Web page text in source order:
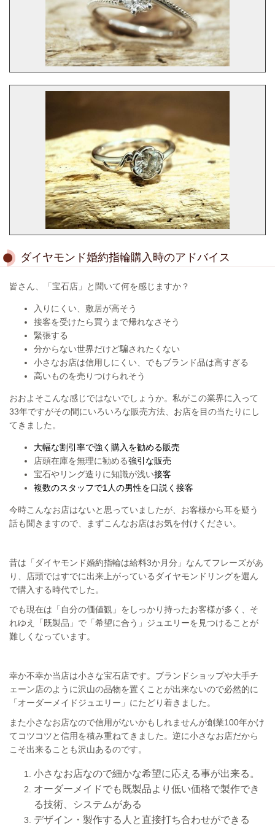
ダイヤモンド婚約指輪購入時のアドバイス
皆さん、「宝石店」と聞いて何を感じますか？
入りにくい、敷居が高そう
接客を受けたら買うまで帰れなさそう
緊張する
分からない世界だけど騙されたくない
小さなお店は信用しにくい、でもブランド品は高すぎる
高いものを売りつけられそう
おおよそこんな感じではないでしょうか。 私がこの業界に入って
33年ですがその間にいろいろな販売方法、お店を目の当たりにし
てきました。
大幅な割引率で強く購入を勧める販売
店頭在庫を無理に勧める強引な販売
宝石やリング造りに知識が浅い接客
複数のスタッフで1人の男性を口説く接客
今時こんなお店はないと思っていましたが、お客様から耳を疑う
話も聞きますので、まずこんなお店はお気を付けください。
昔は「ダイヤモンド婚約指輪は給料3か月分」なんてフレーズがあ
り、店頭ではすでに出来上がっているダイヤモンドリングを選ん
で購入する時代でした。
でも現在は「自分の価値観」をしっかり持ったお客様が多く、そ
れゆえ「既製品」で「希望に合う」ジュエリーを見つけることが
難しくなっています。
幸か不幸か当店は小さな宝石店です。 ブランドショップや大手チ
ェーン店のように沢山の品物を置くことが出来ないので必然的に
「オーダーメイドジュエリー」にたどり着きました。
また小さなお店なので信用がないかもしれませんが創業100年かけ
てコツコツと信用を積み重ねてきました。逆に小さなお店だから
こそ出来ることも沢山あるのです。
小さなお店なので細かな希望に応える事が出来る。
オーダーメイドでも既製品より低い価格で製作でき
る技術、システムがある
デザイン・製作する人と直接打ち合わせができる